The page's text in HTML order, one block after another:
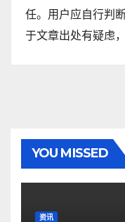
任。用户应自行判
于文章出处有疑虑
YOU MISSED
资讯